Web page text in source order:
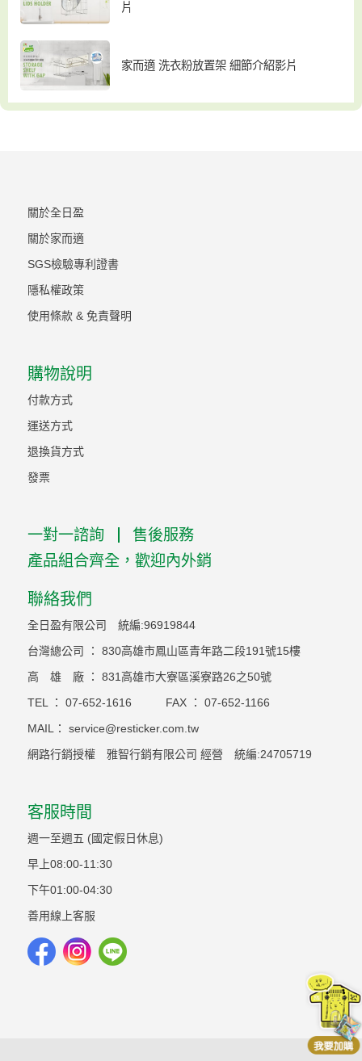
片
家而適 洗衣粉放置架 細節介紹影片
關於全日盈
關於家而適
SGS檢驗專利證書
隱私權政策
使用條款 & 免責聲明
購物說明
付款方式
運送方式
退換貨方式
發票
一對一諮詢
售後服務
產品組合齊全，歡迎內外銷
聯絡我們
全日盈有限公司 統編:96919844
台灣總公司 ： 830高雄市鳳山區青年路二段191號15樓
高 雄 廠 ： 831高雄市大寮區溪寮路26之50號
TEL ： 07-652-1616 FAX ： 07-652-1166
MAIL： service@resticker.com.tw
網路行銷授權 雅智行銷有限公司 經營 統編:24705719
客服時間
週一至週五 (國定假日休息)
早上08:00-11:30
下午01:00-04:30
善用線上客服